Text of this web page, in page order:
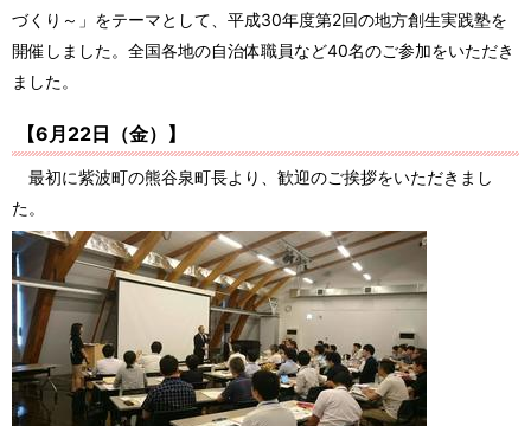
づくり～」をテーマとして、平成30年度第2回の地方創生実践塾を
開催しました。全国各地の自治体職員など40名のご参加をいただき
ました。
【6月 22日（金）】
最初に紫波町の熊谷泉町長より、歓迎のご挨拶をいただきまし
た。